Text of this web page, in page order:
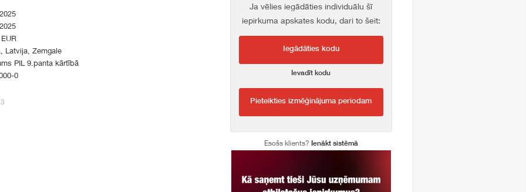
Latvija, Zemgale
PIL 9.panta kārtībā
0
Ja vēlies iegādāties individuālu šī
iepirkuma apskates kodu, dari to šeit:
Iegādāties kodu
Ievadīt kodu
Pieteikties izmēģinājuma periodam
Esošs klients? Ienākt sistēmā